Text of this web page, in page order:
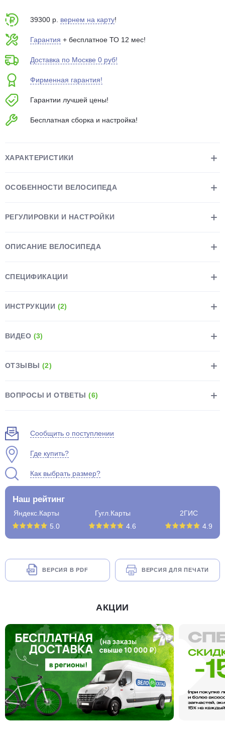
39300 р. вернем на карту!
Гарантия + бесплатное ТО 12 мес!
Доставка по Москве 0 руб!
Фирменная гарантия!
Гарантии лучшей цены!
Бесплатная сборка и настройка!
ХАРАКТЕРИСТИКИ
ОСОБЕННОСТИ ВЕЛОСИПЕДА
РЕГУЛИРОВКИ И НАСТРОЙКИ
ОПИСАНИЕ ВЕЛОСИПЕДА
СПЕЦИФИКАЦИИ
ИНСТРУКЦИИ (2)
ВИДЕО (3)
ОТЗЫВЫ (2)
ВОПРОСЫ И ОТВЕТЫ(6)
Сообщить о поступлении
Где купить?
Как выбрать размер?
Наш рейтинг
Яндекс.Карты
5.0
Гугл.Карты
4.6
2ГИС
4.9
ВЕРСИЯ В PDF ВЕРСИЯ ДЛЯ ПЕЧАТИ
АКЦИИ
Подробнее
Остались вопросы?